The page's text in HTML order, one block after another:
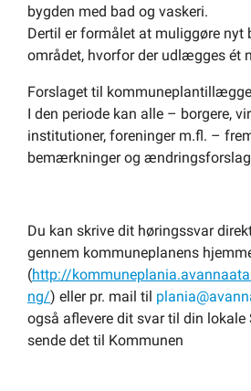
bygden med bad og vaskeri.
Dertil er formålet at muliggøre nyt
området, hvorfor der udlægges ét
Forslaget til
I den periode kan alle – borgere,
institutioner, foreninger m.fl. –
bemærkninger og
Du kan skrive dit høringssvar
gennem kommuneplanens
(http://
ng/) eller pr. mail til
også aflevere dit svar til din lokale
sende det til Kommunen